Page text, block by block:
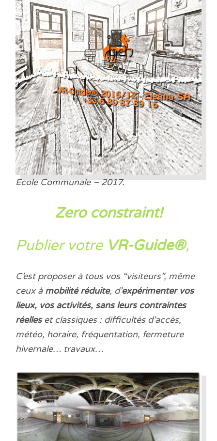
Ecole Communale – 2017.
Zero constraint!
Publier votre VR-Guide®,
C’est proposer à tous vos “visiteurs”, même
ceux à mobilité réduite, d’expérimenter vos
lieux, vos activités, sans leurs contraintes
réelleset classiques : difficultés d’accès,
météo, horaire, fréquentation, fermeture
hivernale… travaux…